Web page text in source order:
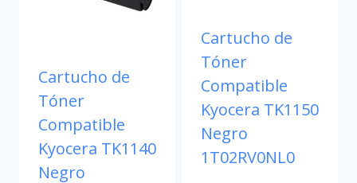
Cartucho de
Tóner
Compatible
Kyocera TK1140
Negro
Cartucho de
Tóner
Compatible
Kyocera TK1150
Negro
1T02RV0NL0